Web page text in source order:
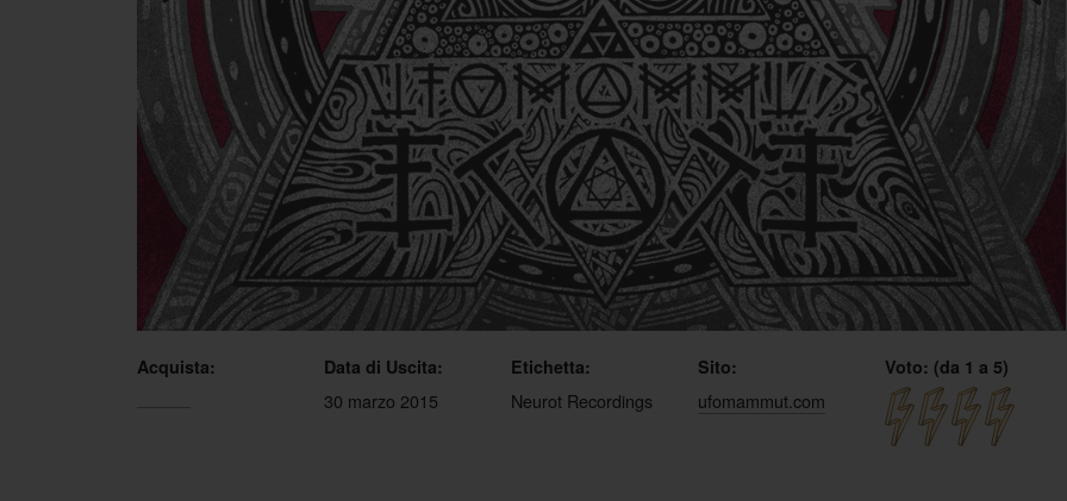
Acquista: Data di Uscita: Etichetta: Sito: Voto: (da 1 a 5)
30 marzo 2015 Neurot Recordings ufomammut.com